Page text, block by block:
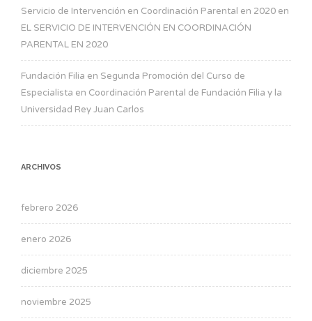
Servicio de Intervención en Coordinación Parental en 2020 en
EL SERVICIO DE INTERVENCIÓN EN COORDINACIÓN
PARENTAL EN 2020
Fundación Filia en Segunda Promoción del Curso de
Especialista en Coordinación Parental de Fundación Filia y la
Universidad Rey Juan Carlos
ARCHIVOS
febrero 2026
enero 2026
diciembre 2025
noviembre 2025